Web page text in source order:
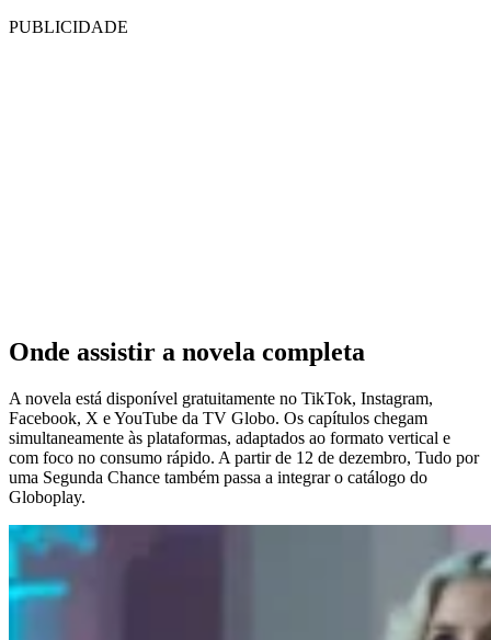
PUBLICIDADE
Onde assistir a novela completa
A novela está disponível gratuitamente no TikTok, Instagram,
Facebook, X e YouTube da TV Globo. Os capítulos chegam
simultaneamente às plataformas, adaptados ao formato vertical e
com foco no consumo rápido. A partir de 12 de dezembro, Tudo por
uma Segunda Chance também passa a integrar o catálogo do
Globoplay.